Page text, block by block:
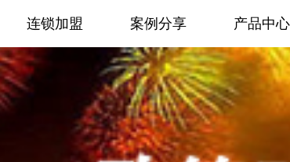
连锁加盟 案例分享 产品中心